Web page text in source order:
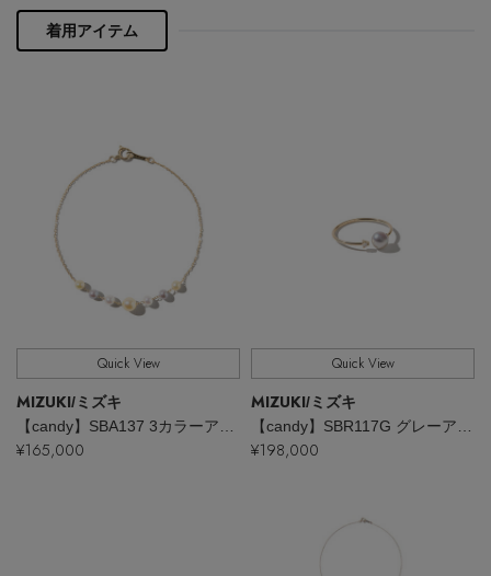
着用アイテム
Quick View
MIZUKI/ミズキ
¥165,000
Quick View
MIZUKI/ミズキ
¥198,000